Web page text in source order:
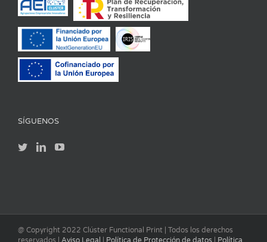
SÍGUENOS
@ Copyright 2022 Clúster Functional Print | Todos los derechos
reservados | Aviso Legal Política de Protección de datos Política